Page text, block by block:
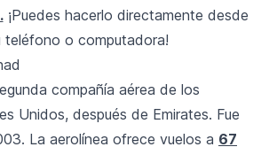
¡Puedes hacerlo directamente desde
teléfono o computadora!
compañía aérea de los
Unidos, después de Emirates. Fue
La aerolínea ofrece vuelos a 67